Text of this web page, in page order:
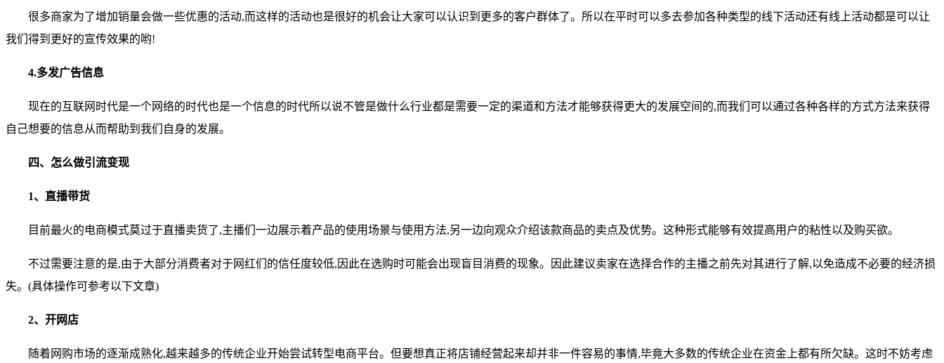
很多商家为了增加销量会做一些优惠的活动,而这样的活动也是很好的机会让大家可以认识到更多的客户群体了。所以在平时可以多去参加各种类型的线下活动还有线上活动都是可以让
我们得到更好的宣传效果的哟!
4.多发广告信息
现在的互联网时代是一个网络的时代也是一个信息的时代所以说不管是做什么行业都是需要一定的渠道和方法才能够获得更大的发展空间的,而我们可以通过各种各样的方式方法来获得
自己想要的信息从而帮助到我们自身的发展。
四、怎么做引流变现
1、直播带货
目前最火的电商模式莫过于直播卖货了,主播们一边展示着产品的使用场景与使用方法,另一边向观众介绍该款商品的卖点及优势。这种形式能够有效提高用户的粘性以及购买欲。
不过需要注意的是,由于大部分消费者对于网红们的信任度较低,因此在选购时可能会出现盲目消费的现象。因此建议卖家在选择合作的主播之前先对其进行了解,以免造成不必要的经济损
失。(具体操作可参考以下文章)
2、开网店
随着网购市场的逐渐成熟化,越来越多的传统企业开始尝试转型电商平台。但要想真正将店铺经营起来却并非一件容易的事情,毕竟大多数的传统企业在资金上都有所欠缺。这时不妨考虑